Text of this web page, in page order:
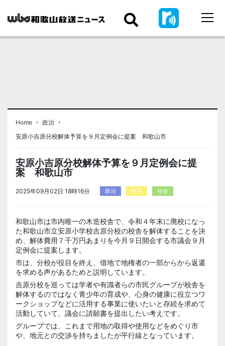
Home › 政治 ›
安原小吉原分校解体予算を９月定例会に提案 和歌山市
安原小吉原分校解体予算を９月定例会に提
案 和歌山市
2025年09月02日 18時16分 政治 教育 社会
和歌山市は市内唯一の木造校舎で、令和４年末に廃校になっ
た和歌山市立安原小学校吉原分校の校舎を解体することを決
め、解体費用７千万円あまりを今月９日開会する市議会９月
定例会に提案します。
市は、分校が役目を終え、借地で地権者の一部からから返還
を求める声があるためと説明しています。
吉原分校を巡っては学者や有識者らの市民グループが校舎を
解体するのではなく青少年の育成や、心身の健康に役立つワ
ークショップなどに活用する事業に使いたいと存続を求めて
活動していて、議会に請願書を提出したい考えです。
グループでは、これまで用地の取得や使用などをめぐり市
や、地元との交渉を持ちましたが平行線となっています。